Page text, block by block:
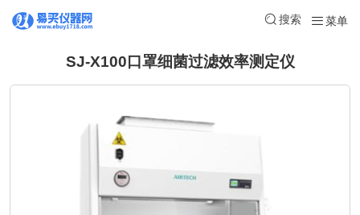
搜索 菜单
SJ-X100口罩细菌过滤效率测定仪